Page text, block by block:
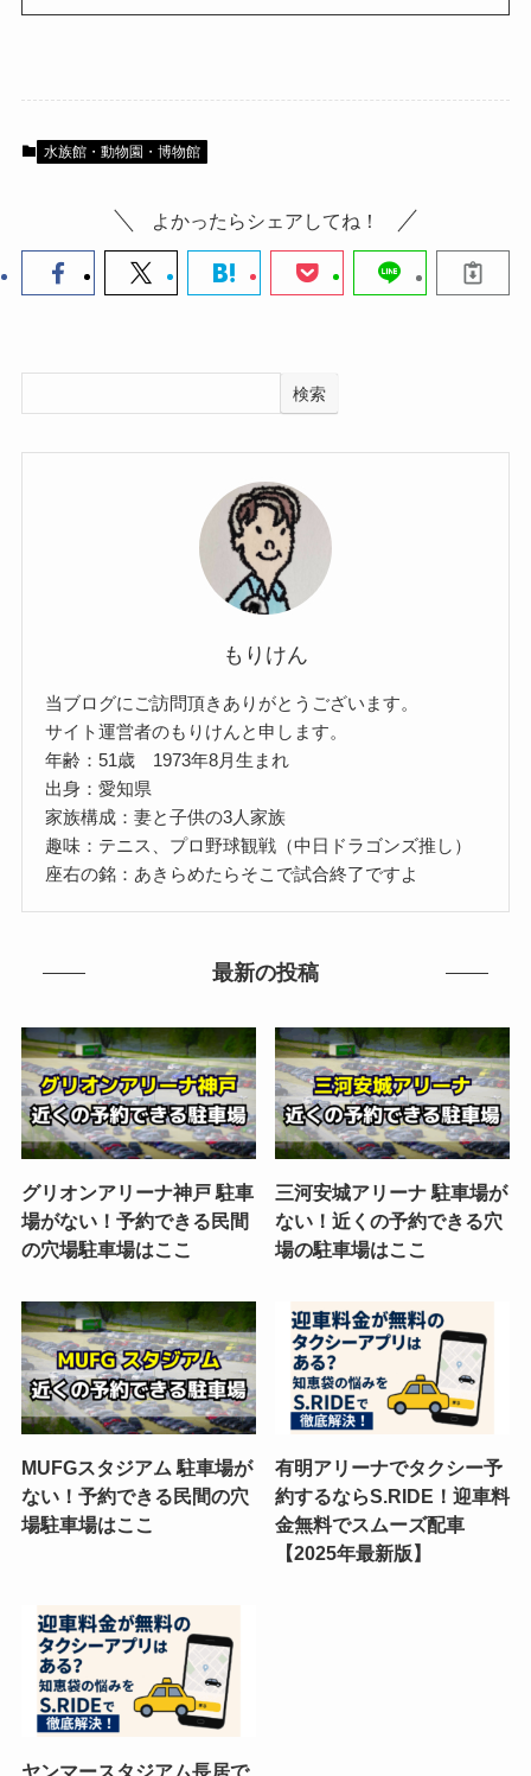
水族館・動物園・博物館
よかったらシェアしてね！
検索
もりけん
当ブログにご訪問頂きありがとうございます。
サイト運営者のもりけんと申します。
年齢：51歳 1973年8月生まれ
出身：愛知県
家族構成：妻と子供の3人家族
趣味：テニス、プロ野球観戦（中日ドラゴンズ推し）
座右の銘：あきらめたらそこで試合終了ですよ
最新の投稿
グリオンアリーナ神戸 駐車
場がない！予約できる民間
の穴場駐車場はここ
三河安城アリーナ 駐車場が
ない！近くの予約できる穴
場の駐車場はここ
MUFGスタジアム 駐車場が
ない！予約できる民間の穴
場駐車場はここ
有明アリーナでタクシー予
約するならS.RIDE！迎車料
金無料でスムーズ配車
【2025年最新版】
ヤンマースタジアム長居で